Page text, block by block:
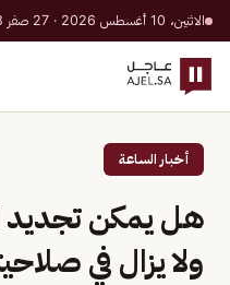
الاثنين، 10 أغسطس 2026 · 27 صفر 1448 هـ
أخبار الساعة
هل يمكن تجديد
ولا يزال في